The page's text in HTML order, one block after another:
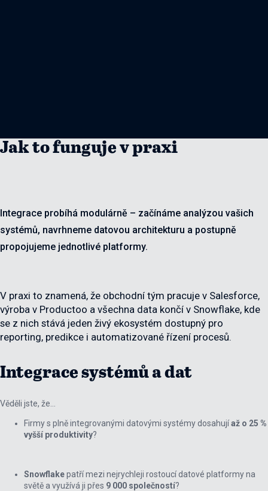
Jak to funguje v praxi
Integrace probíhá modulárně – začínáme analýzou vašich
systémů, navrhneme datovou architekturu a postupně
propojujeme jednotlivé platformy.
V praxi to znamená, že obchodní tým pracuje v Salesforce,
výroba v Productoo a všechna data končí v Snowflake, kde
se z nich stává jeden živý ekosystém dostupný pro
reporting, predikce i automatizované řízení procesů.
Integrace systémů a dat
Věděli jste, že…
Firmy s plně integrovanými datovými systémy dosahujíaž o 25 %
vyšší produktivity?
Snowflakepatří mezi nejrychleji rostoucí datové platformy na
světě a využívá ji přes 9 000 společností?